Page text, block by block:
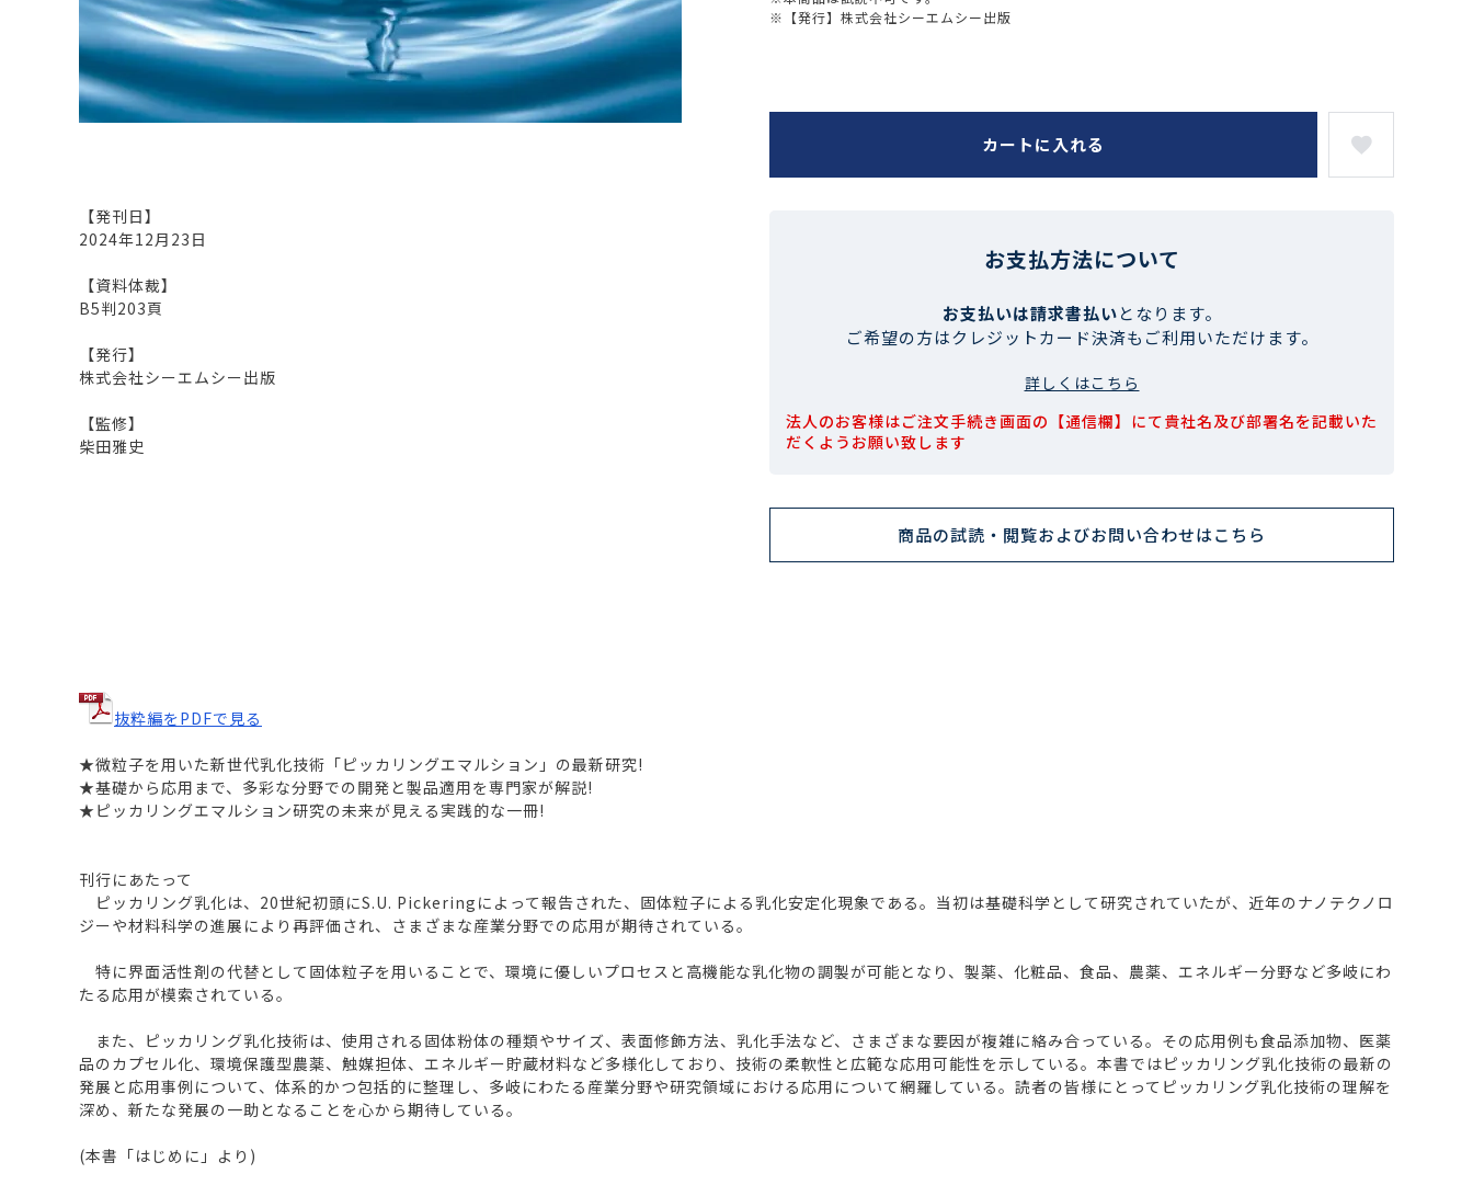
泌尿器・婦人
海外
その他
調査の種類から探す
市場調査 消費者調査 患者・ドクター調査
戦略調査 素材・原料・R&D調査 海外・グローバル調査
【発刊日】
2024年12月23日
【資料体裁】
B5判203頁
【発行】
株式会社シーエムシー出版
【監修】
柴田雅史
※【発行】株式会社シーエムシー出版
カートに入れる
お支払方法について
お支払いは請求書払いとなります。
ご希望の方はクレジットカード決済もご利用いただけます。
詳しくはこちら
法人のお客様はご注文手続き画面の【通信欄】にて貴社名及び部署名を記載いた
だくようお願い致します
商品の試読・閲覧およびお問い合わせはこちら
抜粋編をPDFで見る
★微粒子を用いた新世代乳化技術「ピッカリングエマルション」の最新研究!
★基礎から応用まで、多彩な分野での開発と製品適用を専門家が解説!
★ピッカリングエマルション研究の未来が見える実践的な一冊!
刊行にあたって
ピッカリング乳化は、20世紀初頭にS.U. Pickeringによって報告された、固体粒子による乳化安定化現象である。当初は基礎科学として研究されていたが、近年のナノテクノロ
ジーや材料科学の進展により再評価され、さまざまな産業分野での応用が期待されている。
特に界面活性剤の代替として固体粒子を用いることで、環境に優しいプロセスと高機能な乳化物の調製が可能となり、製薬、化粧品、食品、農薬、エネルギー分野など多岐にわ
たる応用が模索されている。
また、ピッカリング乳化技術は、使用される固体粉体の種類やサイズ、表面修飾方法、乳化手法など、さまざまな要因が複雑に絡み合っている。その応用例も食品添加物、医薬
品のカプセル化、環境保護型農薬、触媒担体、エネルギー貯蔵材料など多様化しており、技術の柔軟性と広範な応用可能性を示している。本書ではピッカリング乳化技術の最新の
発展と応用事例について、体系的かつ包括的に整理し、多岐にわたる産業分野や研究領域における応用について網羅している。読者の皆様にとってピッカリング乳化技術の理解を
深め、新たな発展の一助となることを心から期待している。
(本書「はじめに」より)